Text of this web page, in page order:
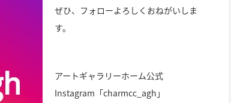
ぜひ、フォローよろしくおねがいしま
す。
アートギャラリーホーム公式
Instagram「charmcc_agh」